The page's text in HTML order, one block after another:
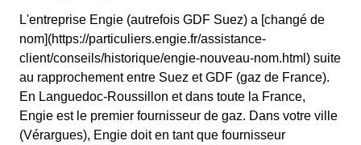
L'entreprise Engie (autrefois GDF Suez) a [changé de
nom](https://particuliers.engie.fr/assistance-
client/conseils/historique/engie-nouveau-nom.html) suite
au rapprochement entre Suez et GDF (gaz de France).
En Languedoc-Roussillon et dans toute la France,
Engie est le premier fournisseur de gaz. Dans votre ville
(Vérargues), Engie doit en tant que fournisseur